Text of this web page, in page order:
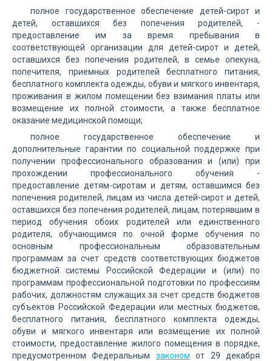
полное государственное обеспечение детей-сирот и
детей, оставшихся без попечения родителей, -
предоставление им за время пребывания в
соответствующей организации для детей-сирот и детей,
оставшихся без попечения родителей, в семье опекуна,
попечителя, приемных родителей бесплатного питания,
бесплатного комплекта одежды, обуви и мягкого инвентаря,
проживания в жилом помещении без взимания платы или
возмещение их полной стоимости, а также бесплатное
оказание медицинской помощи;
полное государственное обеспечение и
дополнительные гарантии по социальной поддержке при
получении профессионального образования и (или) при
прохождении профессионального обучения -
предоставление детям-сиротам и детям, оставшимся без
попечения родителей, лицам из числа детей-сирот и детей,
оставшихся без попечения родителей, лицам, потерявшим в
период обучения обоих родителей или единственного
родителя, обучающимся по очной форме обучения по
основным профессиональным образовательным
программам за счет средств соответствующих бюджетов
бюджетной системы Российской Федерации и (или) по
программам профессиональной подготовки по профессиям
рабочих, должностям служащих за счет средств бюджетов
субъектов Российской Федерации или местных бюджетов,
бесплатного питания, бесплатного комплекта одежды,
обуви и мягкого инвентаря или возмещение их полной
стоимости, предоставление жилого помещения в порядке,
предусмотренном Федеральным законом от 29 декабря